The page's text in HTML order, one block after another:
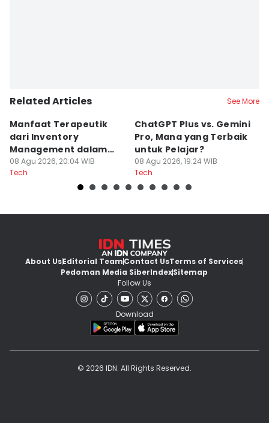
Related Articles See More
Manfaat Terapeutik
dari Inventory
Management dalam
Cozy Game
08 Agu 2026, 20:04 WIB
Tech
ChatGPT Plus vs. Gemini
Pro, Mana yang Terbaik
untuk Pelajar?
08 Agu 2026, 19:24 WIB
Tech
About UsEditorial TeamContact UsTerms of Services
Pedoman Media SiberIndexSitemap
Follow Us
Download
© 2026 IDN. All Rights Reserved.